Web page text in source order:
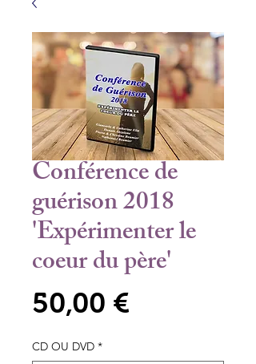
Conférence de
guérison 2018
'Expérimenter le
coeur du père'
50,00 €
CD OU DVD *